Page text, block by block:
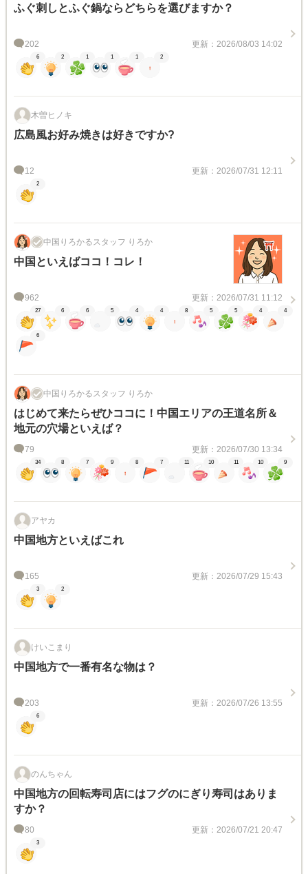
ふぐ刺しとふぐ鍋ならどちらを選びますか？
202 更新：2026/08/03 14:02
6 2 1 1 1 2
木曽ヒノキ
広島風お好み焼きは好きですか?
12 更新：2026/07/31 12:11
2
中国りろかるスタッフ りろか
中国といえばココ！コレ！
962 更新：2026/07/31 11:12
27 6 6 5 4 4 8 5 5 4 4
6
中国りろかるスタッフ りろか
はじめて来たらぜひココに！中国エリアの王道名所＆
地元の穴場といえば？
79 更新：2026/07/30 13:34
34 8 7 9 8 7 11 10 11 10 9
アヤカ
中国地方といえばこれ
165 更新：2026/07/29 15:43
3 2
けいこまり
中国地方で一番有名な物は？
203 更新：2026/07/26 13:55
6
のんちゃん
中国地方の回転寿司店にはフグのにぎり寿司はありま
すか？
80 更新：2026/07/21 20:47
3